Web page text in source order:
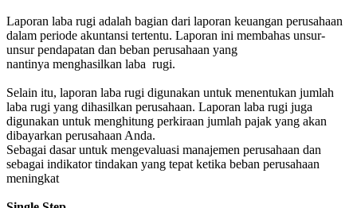
Laporan laba rugi adalah bagian dari laporan keuangan perusahaan
dalam periode akuntansi tertentu. Laporan ini membahas unsur-
unsur pendapatan dan beban perusahaan yang
nantinya menghasilkan laba rugi.
Selain itu, laporan laba rugi digunakan untuk menentukan jumlah
laba rugi yang dihasilkan perusahaan. Laporan laba rugi juga
digunakan untuk menghitung perkiraan jumlah pajak yang akan
dibayarkan perusahaan Anda.
Sebagai dasar untuk mengevaluasi manajemen perusahaan dan
sebagai indikator tindakan yang tepat ketika beban perusahaan
meningkat